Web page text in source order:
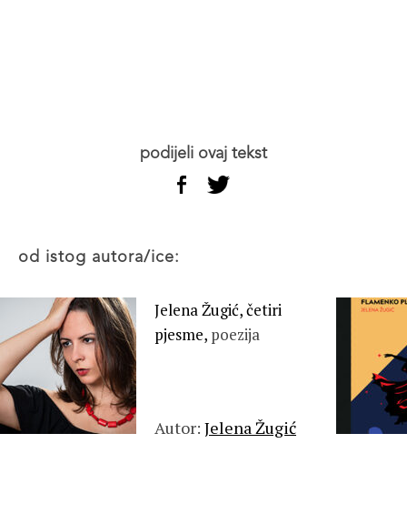
podijeli ovaj tekst
od istog autora/ice:
Jelena Žugić, četiri
pjesme, poezija
Autor: Jelena Žugić